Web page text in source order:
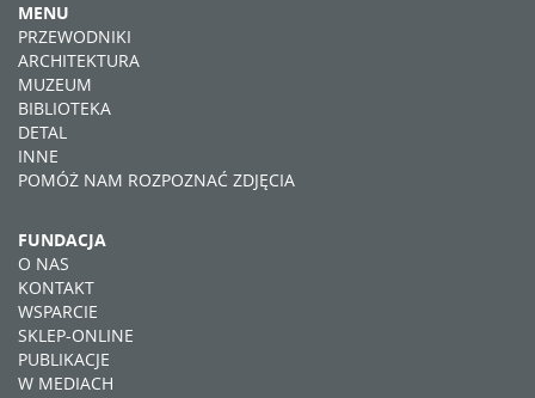
MENU
PRZEWODNIKI
ARCHITEKTURA
MUZEUM
BIBLIOTEKA
DETAL
INNE
POMÓŻ NAM ROZPOZNAĆ ZDJĘCIA
FUNDACJA
O NAS
KONTAKT
WSPARCIE
SKLEP-ONLINE
PUBLIKACJE
W MEDIACH